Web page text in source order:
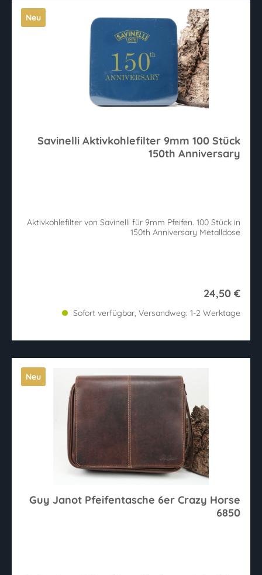
Neu
Savinelli Aktivkohlefilter 9mm 100 Stück
150th Anniversary
Aktivkohlefilter von Savinelli für 9mm Pfeifen. 100 Stück in
150th Anniversary Metalldose
24,50 €
Sofort verfügbar, Versandweg: 1-2 Werktage
Neu
Guy Janot Pfeifentasche 6er Crazy Horse
6850